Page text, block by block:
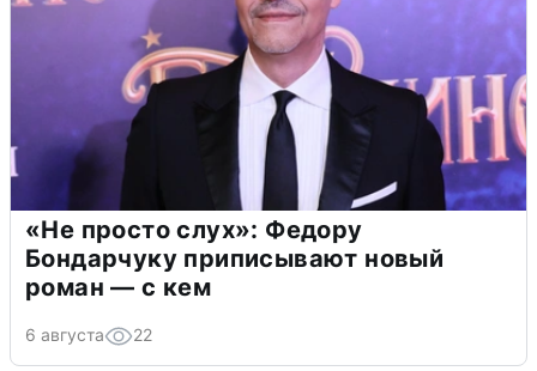
«Не просто слух»: Федору
Бондарчуку приписывают новый
роман — с кем
6 августа 22